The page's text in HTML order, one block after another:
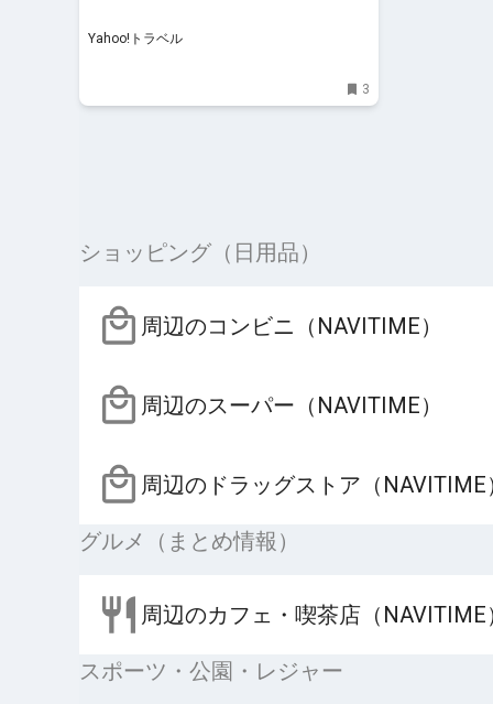
Yahoo!トラベル
3
ショッピング（日用品）
周辺のコンビニ（NAVITIME）
周辺のスーパー（NAVITIME）
周辺のドラッグストア（NAVITIME
グルメ（まとめ情報）
周辺のカフェ・喫茶店（NAVITIME
スポーツ・公園・レジャー